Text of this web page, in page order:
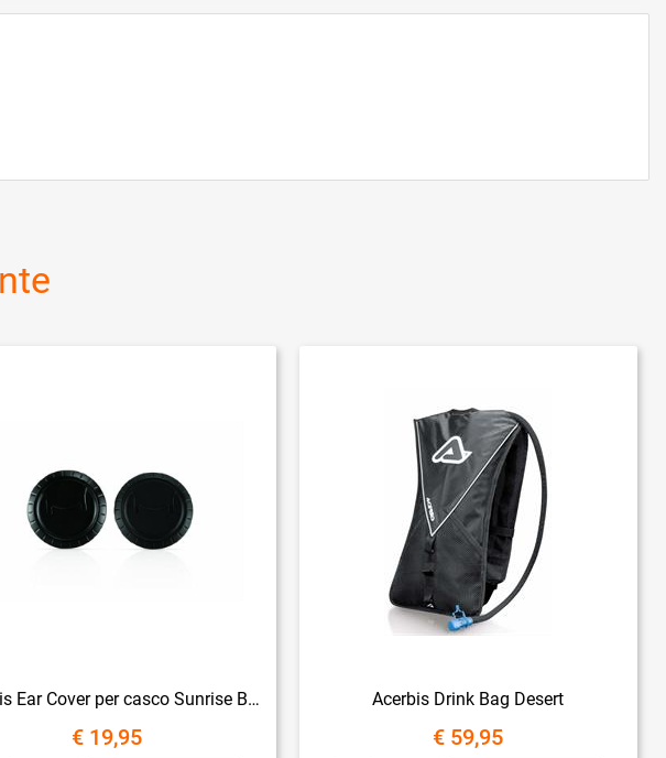
Acerbis Ear Cover per casco Sunrise Black
€ 19,95
Acerbis Drink Bag Desert
€ 59,95